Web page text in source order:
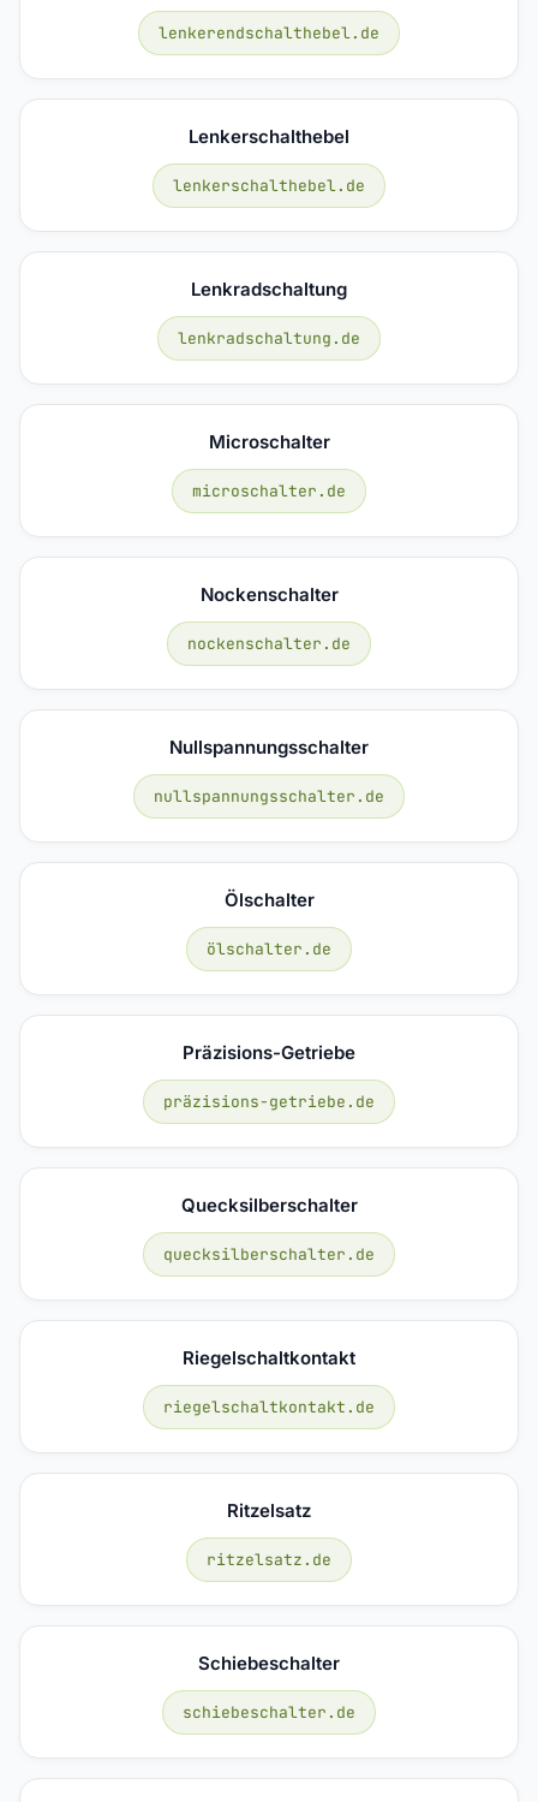
lenkerendschalthebel.de
Lenkerschalthebel
lenkerschalthebel.de
Lenkradschaltung
lenkradschaltung.de
Microschalter
microschalter.de
Nockenschalter
nockenschalter.de
Nullspannungsschalter
nullspannungsschalter.de
Ölschalter
ölschalter.de
Präzisions-Getriebe
präzisions-getriebe.de
Quecksilberschalter
quecksilberschalter.de
Riegelschaltkontakt
riegelschaltkontakt.de
Ritzelsatz
ritzelsatz.de
Schiebeschalter
schiebeschalter.de